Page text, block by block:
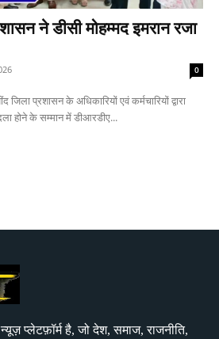
ने डीसी मोहम्मद इमरान रजा
0
प्रशासन के अधिकारियों एवं कर्मचारियों द्वारा
होने के सम्मान में डीआरडीए...
प्लेटफ़ॉर्म है, जो देश, समाज, राजनीति,